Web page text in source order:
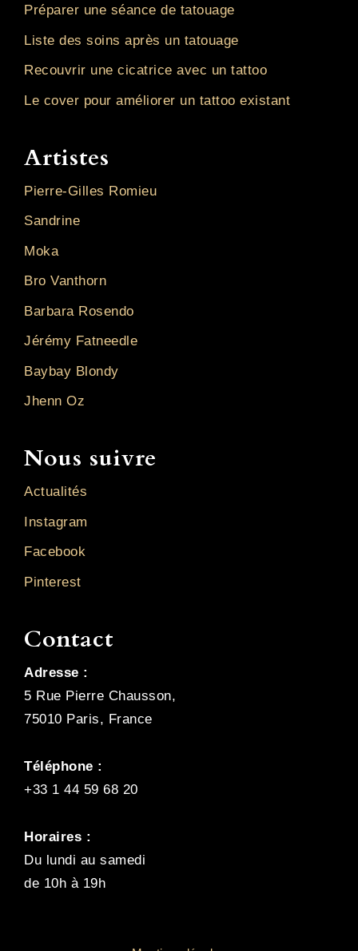
Préparer une séance de tatouage
Liste des soins après un tatouage
Recouvrir une cicatrice avec un tattoo
Le cover pour améliorer un tattoo existant
Artistes
Pierre-Gilles Romieu
Sandrine
Moka
Bro Vanthorn
Barbara Rosendo
Jérémy Fatneedle
Baybay Blondy
Jhenn Oz
Nous suivre
Actualités
Instagram
Facebook
Pinterest
Contact
Adresse :
5 Rue Pierre Chausson,
75010 Paris, France
Téléphone :
+33 1 44 59 68 20
Horaires :
Du lundi au samedi
de 10h à 19h